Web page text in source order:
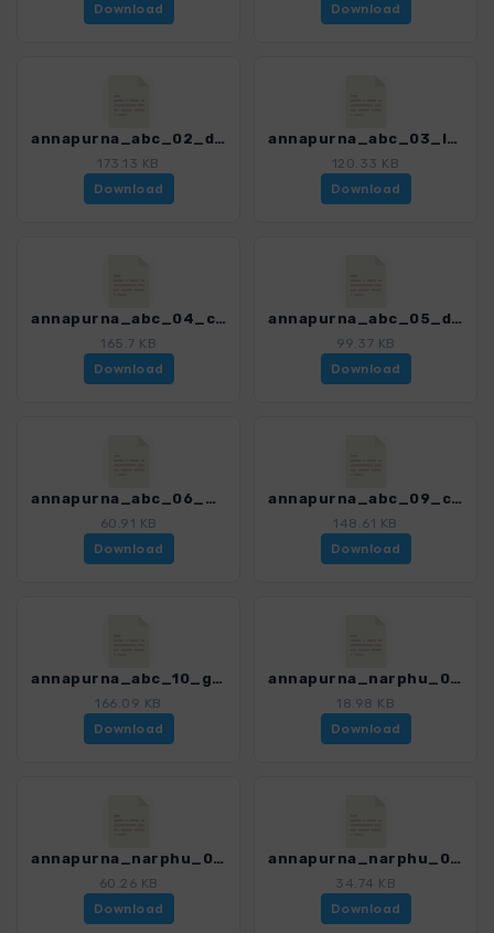
Download
Download
annapurna_abc_02_dhampus_landruk_4394_4.gpx
173.13 KB
Download
annapurna_abc_03_landruk_chomrong_4394_4.gpx
120.33 KB
Download
annapurna_abc_04_chomrong_dovan_4394_4.gpx
165.7 KB
Download
annapurna_abc_05_dovan_mbc_4394_4.gpx
99.37 KB
Download
annapurna_abc_06_mbc_abc_4394_4.gpx
60.91 KB
Download
annapurna_abc_09_chomrong_ghandruk_4394_4.gpx
148.61 KB
Download
annapurna_abc_10_ghandruk_nayapul_4394_4.gpx
166.09 KB
Download
annapurna_narphu_01_koto_meta_4394_4.gpx
18.98 KB
Download
annapurna_narphu_02_meta_phu_4394_4.gpx
60.26 KB
Download
annapurna_narphu_03_phu_nar_4394_4.gpx
34.74 KB
Download